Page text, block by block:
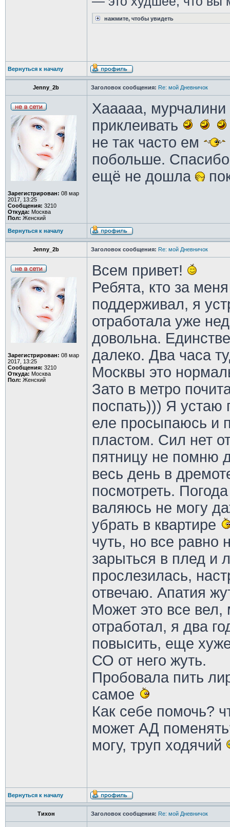
нажмите, чтобы увидеть
Вернуться к началу
Jenny_2b Заголовок сообщения: Re: мой Дневничок
Зарегистрирован: 08 мар
2017, 13:25
Сообщения: 3210
Откуда: Москва
Пол: Женский
Хааааа, мурчалини
приклеивать
не так часто ем
побольше.
ещё не дошла
Вернуться к началу
Jenny_2b Заголовок сообщения: Re: мой Дневничок
Зарегистрирован: 08 мар
2017, 13:25
Сообщения: 3210
Откуда: Москва
Пол: Женский
Всем привет!
Ребята, кто за
поддерживал, я
отработала уже
довольна.
далеко. Два часа
Москвы это
Зато в метро
поспать))) Я устаю
еле просыпаюсь и
пластом. Сил нет
пятницу не помню
весь день в
посмотреть.
валяюсь не могу
убрать в квартире
чуть, но все равно
зарыться в плед и
прослезилась,
отвечаю. Апатия
Может это все
отработал, я два
повысить, еще
СО от него жуть.
Пробовала пить
самое
Как себе помочь?
может АД
могу, труп ходячий
Вернуться к началу
Тихон Заголовок сообщения: Re: мой Дневничок